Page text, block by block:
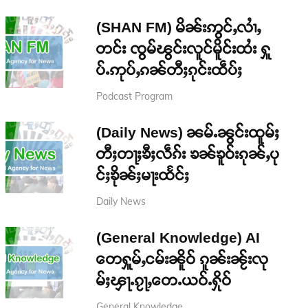
(SHAN FM) မိၼ်းဢွင်ႇလၢႆႇ
တင်း ၸွမ်ၽွင်းလူင်မိူင်းထႆး ႁူ
ပ်ႉဢုပ်ႇၵၼ်တီႈၵုင်းထဵပ်ႈ
Podcast Program
(Daily News) ၼမ်ႉၼွင်းထူမ်ႈ
တီႈတႃႈၶီႈလဵၵ်း ၶၼ်ၶူဝ်းၵုၼ်ႇပု
င်ႈၶိုၼ်ႈမႃးထႅင်ႈ
Daily News
(General Knowledge) AI
တေႁူမ်ႇငမ်းၼိူဝ် ၵူၼ်းၼႂ်းလု
မ်ႈၾႃႉၵႂႃႇတေႉယဝ်ႉႁိုဝ်